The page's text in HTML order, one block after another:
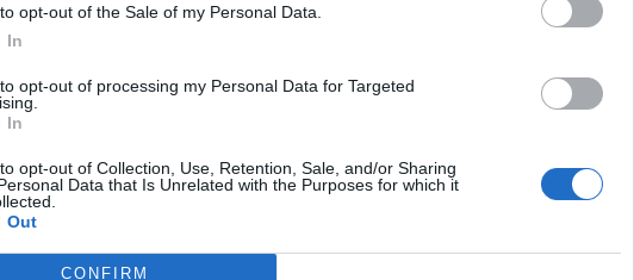
opt-out of the Sale of my Personal Data.
In
opt-out of processing my Personal Data for Targeted
In
opt-out of Collection, Use, Retention, Sale, and/or Sharing
Data that Is Unrelated with the Purposes for which it
Out
CONFIRM